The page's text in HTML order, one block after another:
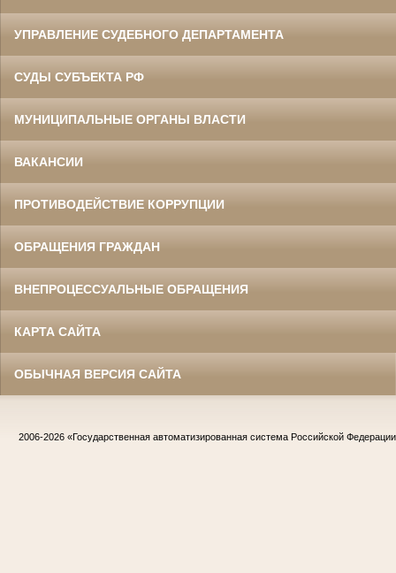
УПРАВЛЕНИЕ СУДЕБНОГО ДЕПАРТАМЕНТА
СУДЫ СУБЪЕКТА РФ
МУНИЦИПАЛЬНЫЕ ОРГАНЫ ВЛАСТИ
ВАКАНСИИ
ПРОТИВОДЕЙСТВИЕ КОРРУПЦИИ
ОБРАЩЕНИЯ ГРАЖДАН
ВНЕПРОЦЕССУАЛЬНЫЕ ОБРАЩЕНИЯ
КАРТА САЙТА
ОБЫЧНАЯ ВЕРСИЯ САЙТА
2006-2026 «Государственная автоматизированная система Российской